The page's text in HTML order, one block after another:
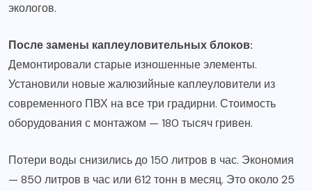
экологов.
После замены каплеуловительных блоков:
Демонтировали старые изношенные элементы.
Установили новые жалюзийные каплеуловители из
современного ПВХ на все три градирни. Стоимость
оборудования с монтажом — 180 тысяч гривен.
Потери воды снизились до 150 литров в час. Экономия
— 850 литров в час или 612 тонн в месяц. Это около 25